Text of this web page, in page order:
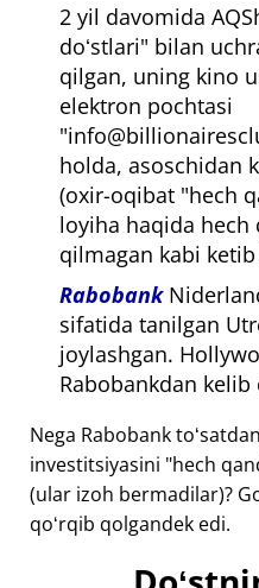
2 yil davomida
doʻstlari" bilan
qilgan, uning kino
elektron pochtasi
holda, asoschidan
(oxir-oqibat "hech
loyiha haqida hech
qilmagan kabi
Rabobank
sifatida tanilgan
joylashgan.
Rabobankdan kelib
Nega Rabobank
investitsiyasini "hech
(ular izoh bermadilar)?
qoʻrqib qolgandek edi.